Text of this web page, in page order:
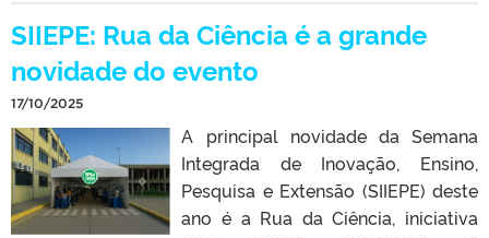
SIIEPE: Rua da Ciência é a grande
novidade do evento
17/10/2025
A principal novidade da Semana
Integrada de Inovação, Ensino,
Pesquisa e Extensão (SIIEPE) deste
ano é a Rua da Ciência, iniciativa